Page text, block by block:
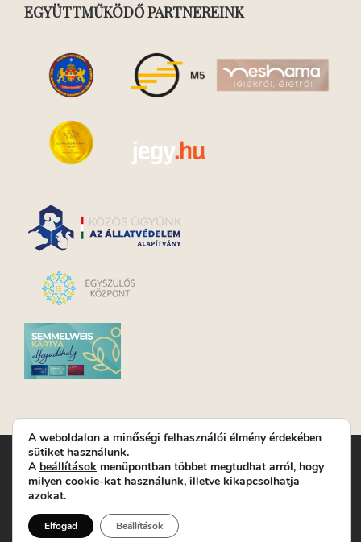
EGYÜTTMŰKÖDŐ PARTNEREINK
Turay Ida Színház Közhasznú Nonprofit Kft. | Működési
helyszín: Turay Ida Színház 1089 Budapest, Kálvária tér 6. |
Levelezési cím: 1089 Budapest, Kálvária tér 14. | Titkárság:
Jegyrendelés: +36-70/607-2620
A weboldalon a minőségi felhasználói élmény érdekében
sütiket használunk.
A beállítások menüpontban többet megtudhat arról, hogy
milyen cookie-kat használunk, illetve kikapcsolhatja
azokat.
Elfogad Beállítások